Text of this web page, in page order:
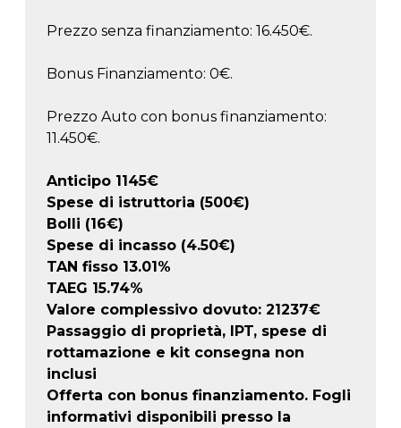
Prezzo senza finanziamento: 16.450€.
Bonus Finanziamento: 0€.
Prezzo Auto con bonus finanziamento:
11.450€.
Anticipo 1145€
Spese di istruttoria (500€)
Bolli (16€)
Spese di incasso (4.50€)
TAN fisso 13.01%
TAEG 15.74%
Valore complessivo dovuto: 21237€
Passaggio di proprietà, IPT, spese di
rottamazione e kit consegna non
inclusi
Offerta con bonus finanziamento. Fogli
informativi disponibili presso la